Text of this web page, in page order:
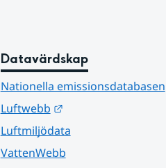
Datavärdskap
Nationella emissionsdatabasen
Luftwebb
Länk till annan
Luftmiljödata
VattenWebb